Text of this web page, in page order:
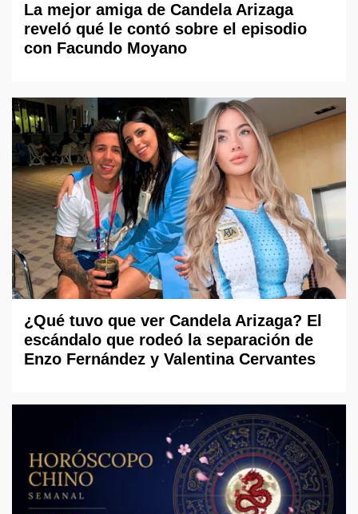
La mejor amiga de Candela Arizaga
reveló qué le contó sobre el episodio
con Facundo Moyano
¿Qué tuvo que ver Candela Arizaga? El
escándalo que rodeó la separación de
Enzo Fernández y Valentina Cervantes